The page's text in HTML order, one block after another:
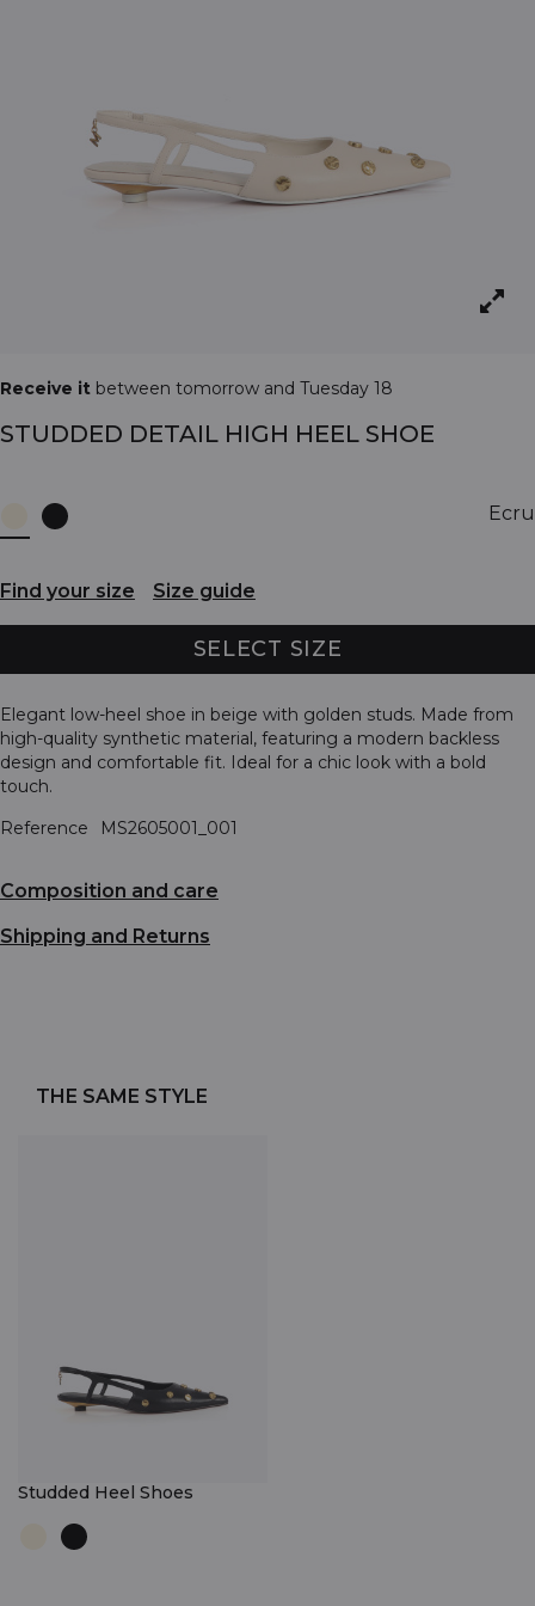
Receive it between tomorrow and Tuesday 18
STUDDED DETAIL HIGH HEEL SHOE
Ecru
Find your size Size guide
SELECT SIZE
Elegant low-heel shoe in beige with golden studs. Made from
high-quality synthetic material, featuring a modern backless
design and comfortable fit. Ideal for a chic look with a bold
touch.
Reference
MS2605001_001
Composition and care
Shipping and Returns
THE SAME STYLE
Studded Heel Shoes